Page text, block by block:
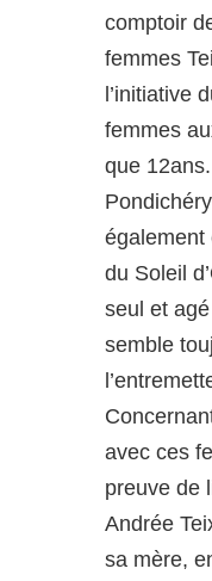
comptoir
femmes
l’initiative
femmes
que
également
du Soleil
seul et
semble
avec ces
preuve de
Andrée
sa mère,